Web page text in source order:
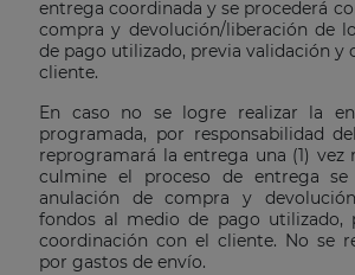
entrega coordinada y se procederá
compra y devolución/liberación de
de pago utilizado, previa validación y
cliente.
En caso no se logre realizar la
programada, por responsabilidad
reprogramará la entrega una (1) vez
culmine el proceso de entrega
anulación de compra y
fondos al medio de pago utilizado,
coordinación con el cliente. No se
por gastos de envío.